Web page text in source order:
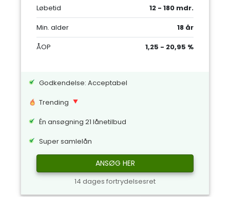
Løbetid
12 - 180 mdr.
Min. alder
18 år
ÅOP
1,25 - 20,95 %
Godkendelse: Acceptabel
Trending
Én ansøgning 21 lånetilbud
Super samlelån
ANSØG HER
14 dages fortrydelsesret